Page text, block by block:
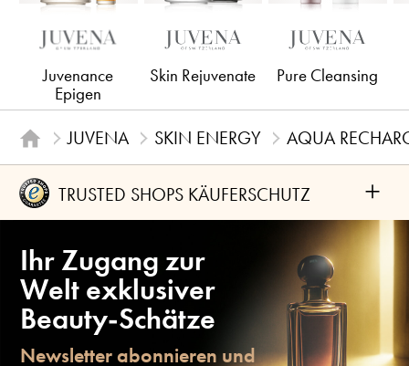
Juvenance
Epigen
Skin Rejuvenate Pure Cleansing
JUVENA SKIN ENERGY AQUA
TRUSTED SHOPS KÄUFERSCHUTZ +
Ihr Zugang zur
Welt exklusiver
Beauty-Schätze
Newsletter abonnieren und